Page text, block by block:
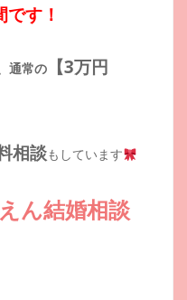
す！
通常の
【3万円
相談もしています
えん結婚相談